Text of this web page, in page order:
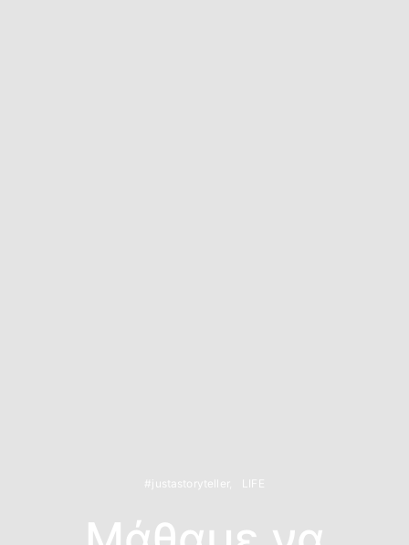
#justastoryteller LIFE